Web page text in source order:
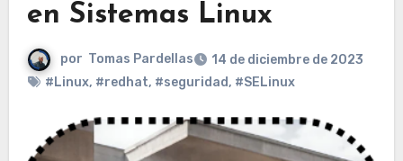
en Sistemas Linux
por Tomas Pardellas
14 de diciembre de 2023
#Linux, #redhat, #seguridad, #SELinux